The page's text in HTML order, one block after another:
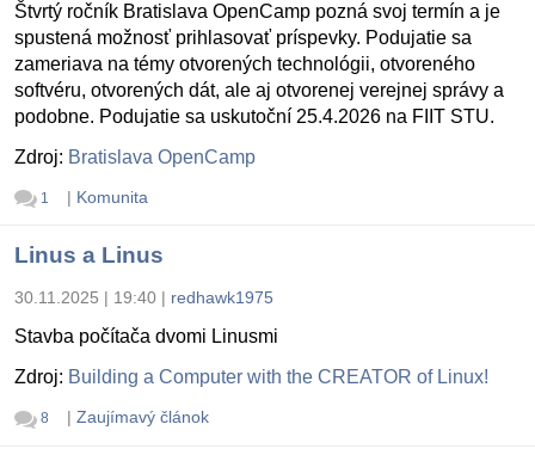
Štvrtý ročník Bratislava OpenCamp pozná svoj termín a je
spustená možnosť prihlasovať príspevky. Podujatie sa
zameriava na témy otvorených technológii, otvoreného
softvéru, otvorených dát, ale aj otvorenej verejnej správy a
podobne. Podujatie sa uskutoční 25.4.2026 na FIIT STU.
Zdroj: Bratislava OpenCamp
1 | Komunita
Linus a Linus
30.11.2025 | 19:40 | redhawk1975
Stavba počítača dvomi Linusmi
Zdroj: Building a Computer with the CREATOR of Linux!
8 | Zaujímavý článok